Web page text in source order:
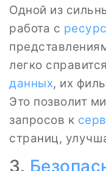
Одной из
работа с
легко
данных, их
Это позволит
запросов к
страниц,
3.